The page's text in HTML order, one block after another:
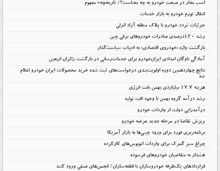
اسب بخار در صنعت خودرو به چه معناست؟/ تاریخچه+ مفهوم
انتقال تورم خودرو به بازار خدمات
جزئیات تردد خودرو با پلاک منطقه آزاد انزلی
رشد ۱۲۰درصدی صادرات خودروهای برقی چین
بازگشت واژه «خودروی اقتصادی» به ادبیات سیاست‌گذار
آمادگی ناوگان امدادی ایران‌خودرو برای خدمات‌رسانی در بازگشت زائران اربعین
نتایج چهاردهمین دوره اولویت‌بندی درخواست‌های ثبت شده خرید محصولات ایران خودرو اعلام
شد
هزینه ۱۷.۷ میلیاردی بهمن بابت انرژی
رشد درآمد گروه بهمن با وجود افت تولید
درآمدزایی دولت از واردات خودرو
ریزش تقاضا در مرحله جدید عرضه خودرو
برنامه‌ریزی فورد برای ورود چینی‌ها به بازار آمریکا
چراغ سبز گمرک برای واردات اتوبوس‌های کارکرده
هشدار به متقاضیان خودروهای فرسوده
قراردادهای یک‌طرفه خودروسازان با قطعه‌سازان/ انجمن‌های صنفی ورود کنند